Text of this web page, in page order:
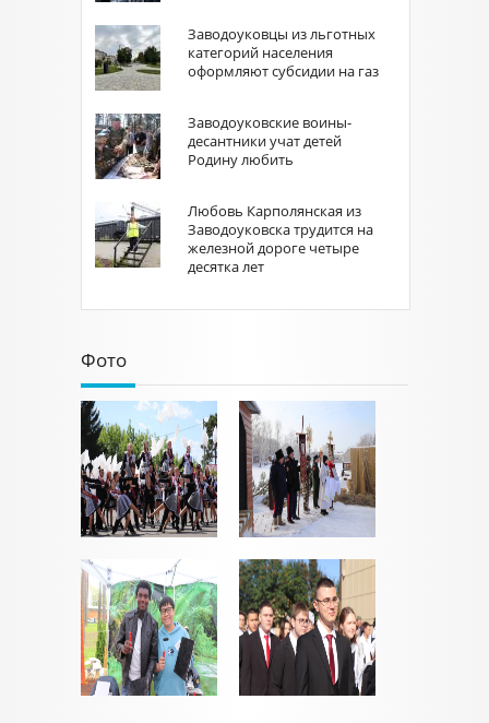
Заводоуковцы из льготных
категорий населения
оформляют субсидии на газ
Заводоуковские воины-
десантники учат детей
Родину любить
Любовь Карполянская из
Заводоуковска трудится на
железной дороге четыре
десятка лет
Фото